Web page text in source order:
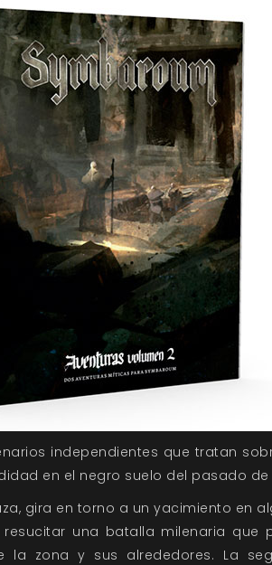
independientes que tratan
en el negro suelo del pasado de
gira en torno a un yacimiento en
una batalla milenaria que
la zona y sus alrededores. La